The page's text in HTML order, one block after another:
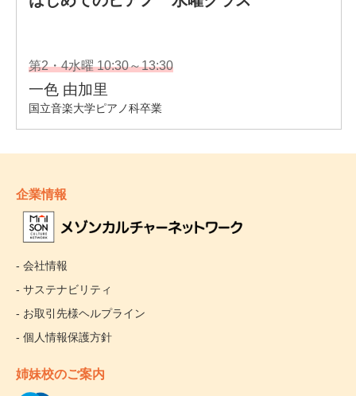
企業情報
- 会社情報
- サステナビリティ
- お取引先様ヘルプライン
- 個人情報保護方針
姉妹校のご案内